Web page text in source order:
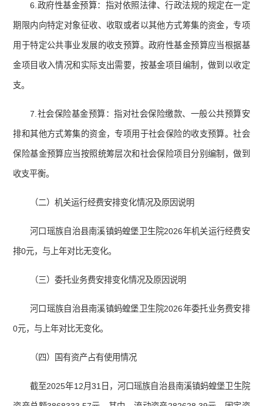
6.政府性基金预算：指对依照法律、行政法规的规定在一定
期限内向特定对象征收、收取或者以其他方式筹集的资金，专项
用于特定公共事业发展的收支预算。政府性基金预算应当根据基
金项目收入情况和实际支出需要，按基金项目编制，做到以收定
支。
7.社会保险基金预算：指对社会保险缴款、一般公共预算安
排和其他方式筹集的资金，专项用于社会保险的收支预算。社会
保险基金预算应当按照统筹层次和社会保险项目分别编制，做到
收支平衡。
（二）机关运行经费安排变化情况及原因说明
河口瑶族自治县南溪镇蚂蝗堡卫生院2026年机关运行经费安
排0元，与上年对比无变化。
（三）委托业务费安排变化情况及原因说明
河口瑶族自治县南溪镇蚂蝗堡卫生院2026年委托业务费安排
0元，与上年对比无变化。
（四）国有资产占有使用情况
截至2025年12月31日，河口瑶族自治县南溪镇蚂蝗堡卫生院